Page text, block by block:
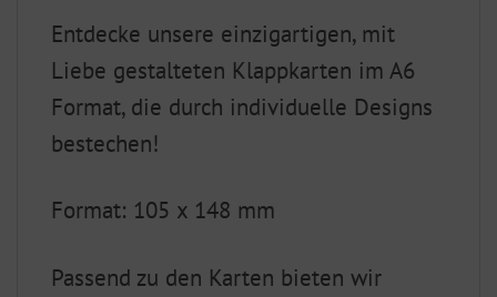
Entdecke unsere einzigartigen, mit
Liebe gestalteten Klappkarten im A6
Format, die durch individuelle Designs
bestechen!
Format: 105 x 148 mm
Passend zu den Karten bieten wir